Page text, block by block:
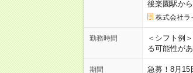
後楽園駅か
株式会社ラ
勤務時間
＜シフト例
る可能性が
期間 急募！8月15